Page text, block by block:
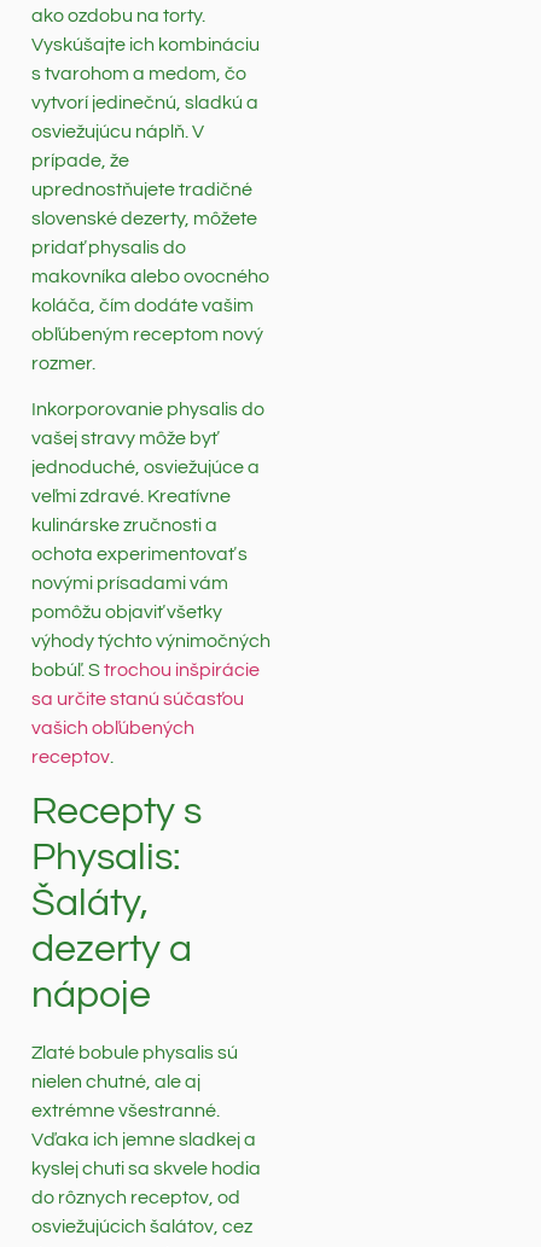
ako ozdobu na torty.
Vyskúšajte ich kombináciu
s tvarohom a medom, čo
vytvorí jedinečnú, sladkú a
osviežujúcu náplň. V
prípade, že
uprednostňujete tradičné
slovenské dezerty, môžete
pridať physalis do
makovníka alebo ovocného
koláča, čím dodáte vašim
obľúbeným receptom nový
rozmer.
Inkorporovanie physalis do
vašej stravy môže byť
jednoduché, osviežujúce a
veľmi zdravé. Kreatívne
kulinárske zručnosti a
ochota experimentovať s
novými prísadami vám
pomôžu objaviť všetky
výhody týchto výnimočných
bobúľ. Strochou inšpirácie
sa určite stanú súčasťou
vašich obľúbených
receptov
Recepty s
Physalis:
Šaláty,
dezerty a
nápoje
Zlaté bobule physalis sú
nielen chutné, ale aj
extrémne všestranné.
Vďaka ich jemne sladkej a
kyslej chuti sa skvele hodia
do rôznych receptov, od
osviežujúcich šalátov, cez